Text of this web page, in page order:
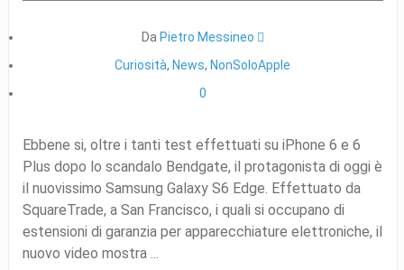
Da Pietro Messineo 
Curiosità, News, NonSoloApple
0
Ebbene si, oltre i tanti test effettuati su iPhone 6 e 6
Plus dopo lo scandalo Bendgate, il protagonista di oggi è
il nuovissimo Samsung Galaxy S6 Edge. Effettuato da
SquareTrade, a San Francisco, i quali si occupano di
estensioni di garanzia per apparecchiature elettroniche, il
nuovo video mostra ...